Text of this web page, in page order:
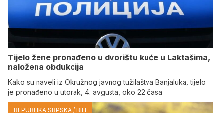
Tijelo žene pronađeno u dvorištu kuće u Laktašima,
naložena obdukcija
Kako su naveli iz Okružnog javnog tužilaštva Banjaluka, tijelo
je pronađeno u utorak, 4. avgusta, oko 22 časa
REPUBLIKA SRPSKA / BIH